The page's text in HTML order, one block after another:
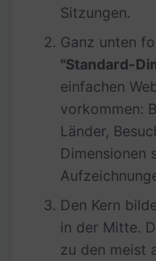
Sitzungen.
Ganz unten
"Standard-
einfachen
vorkommen:
Länder,
Dimensionen
Den Kern
in der Mitte.
zu den meist